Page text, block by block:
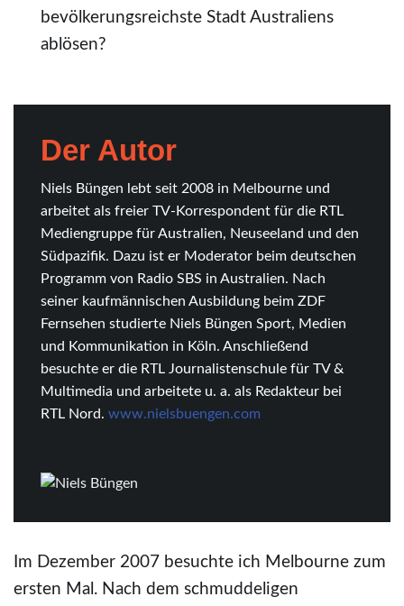
bevölkerungsreichste Stadt Australiens
ablösen?
Der Autor
Niels Büngen lebt seit 2008 in Melbourne und
arbeitet als freier TV-Korrespondent für die RTL
Mediengruppe für Australien, Neuseeland und den
Südpazifik. Dazu ist er Moderator beim deutschen
Programm von Radio SBS in Australien. Nach
seiner kaufmännischen Ausbildung beim ZDF
Fernsehen studierte Niels Büngen Sport, Medien
und Kommunikation in Köln. Anschließend
besuchte er die RTL Journalistenschule für TV &
Multimedia und arbeitete u. a. als Redakteur bei
RTL Nord. www.nielsbuengen.com
Im Dezember 2007 besuchte ich Melbourne zum
ersten Mal. Nach dem schmuddeligen